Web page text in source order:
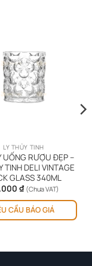
LY THỦY TINH
UỐNG RƯỢU ĐẸP –
TINH DELI VINTAGE
GLASS 340ML
₫ (Chưa VAT)
CẦU BÁO GIÁ